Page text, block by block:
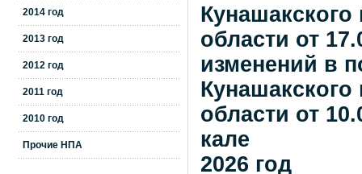
2014 год
2013 год
2012 год
2011 год
2010 год
Прочие НПА
области от
изменений в
области от
кале
2026 год